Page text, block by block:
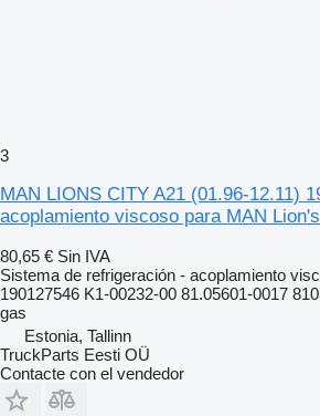
3
MAN LIONS CITY A21 (01.96-12.11)
acoplamiento viscoso para MAN
80,65 € Sin IVA
Sistema de refrigeración - acoplamiento
190127546 K1-00232-00 81.05601-0017
gas
Estonia, Tallinn
TruckParts Eesti OÜ
Contacte con el vendedor